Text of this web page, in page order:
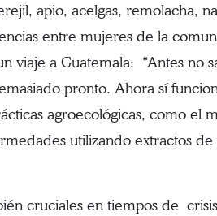
apio, acelgas, remolacha,
entre mujeres de la
viaje a Guatemala: “Antes no
pronto. Ahora sí
agroecológicas, como el
utilizando extractos de
cruciales en tiempos de